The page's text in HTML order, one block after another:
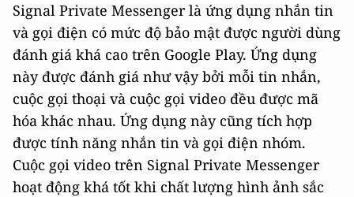
Signal Private Messenger là ứng dụng nhắn tin
và gọi điện có mức độ bảo mật được người dùng
đánh giá khá cao trên Google Play. Ứng dụng
này được đánh giá như vậy bởi mỗi tin nhắn,
cuộc gọi thoại và cuộc gọi video đều được mã
hóa khác nhau. Ứng dụng này cũng tích hợp
được tính năng nhắn tin và gọi điện nhóm.
Cuộc gọi video trên Signal Private Messenger
hoạt động khá tốt khi chất lượng hình ảnh sắc